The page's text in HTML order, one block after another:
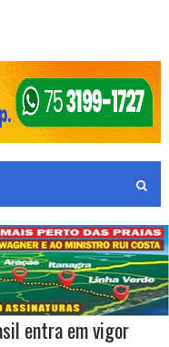
entra em vigor